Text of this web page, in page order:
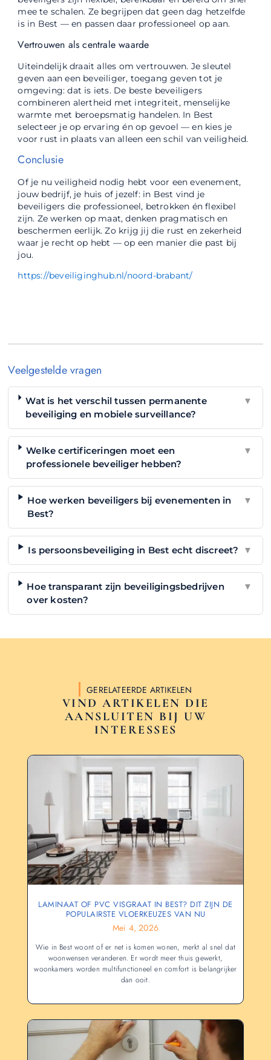
mee te schalen. Ze begrijpen dat geen dag hetzelfde
is in Best — en passen daar professioneel op aan.
Vertrouwen als centrale waarde
Uiteindelijk draait alles om vertrouwen. Je sleutel
geven aan een beveiliger, toegang geven tot je
omgeving: dat is iets. De beste beveiligers
combineren alertheid met integriteit, menselijke
warmte met beroepsmatig handelen. In Best
selecteer je op ervaring én op gevoel — en kies je
voor rust in plaats van alleen een schil van veiligheid.
Conclusie
Of je nu veiligheid nodig hebt voor een evenement,
jouw bedrijf, je huis of jezelf: in Best vind je
beveiligers die professioneel, betrokken én flexibel
zijn. Ze werken op maat, denken pragmatisch en
beschermen eerlijk. Zo krijg jij die rust en zekerheid
waar je recht op hebt — op een manier die past bij
jou.
https://beveiliginghub.nl/noord-brabant/
Veelgestelde vragen
Wat is het verschil tussen permanente
beveiliging en mobiele surveillance?
▼
Welke certificeringen moet een
professionele beveiliger hebben?
▼
Hoe werken beveiligers bij evenementen in
Best?
▼
Is persoonsbeveiliging in Best echt discreet? ▼
Hoe transparant zijn beveiligingsbedrijven
over kosten?
▼
GERELATEERDE ARTIKELEN
VIND ARTIKELEN DIE
AANSLUITEN BIJ UW
INTERESSES
LAMINAAT OF PVC VISGRAAT IN BEST? DIT ZIJN DE
POPULAIRSTE VLOERKEUZES VAN NU
Mei 4, 2026
Wie in Best woont of er net is komen wonen, merkt al snel dat
woonwensen veranderen. Er wordt meer thuis gewerkt,
woonkamers worden multifunctioneel en comfort is belangrijker
dan ooit.